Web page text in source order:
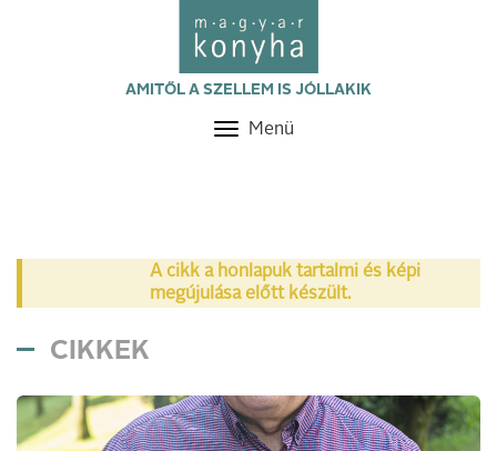
AMITŐL A SZELLEM IS JÓLLAKIK
Toggle
Menü
A cikk a honlapuk tartalmi és képi
megújulása előtt készült.
CIKKEK